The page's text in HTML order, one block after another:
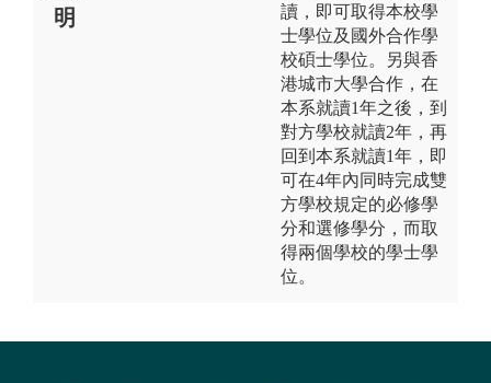
明
讀，即可取得本校學
士學位及國外合作學
校碩士學位。另與香
港城市大學合作，在
本系就讀1年之後，到
對方學校就讀2年，再
回到本系就讀1年，即
可在4年內同時完成雙
方學校規定的必修學
分和選修學分，而取
得兩個學校的學士學
位。